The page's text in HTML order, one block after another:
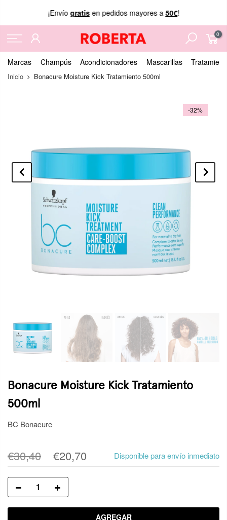
¡Envío gratisen pedidos mayores a 50€!
0
Marcas Champús Acondicionadores Mascarillas
Inicio Bonacure Moisture Kick Tratamiento 500ml
-32%
Bonacure Moisture Kick Tratamiento
500ml
BC Bonacure
€30,40 €20,70 Disponible para envío inmediato
AGREGAR